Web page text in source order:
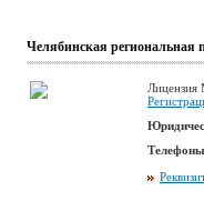
Челябинская региональная
Лицензия